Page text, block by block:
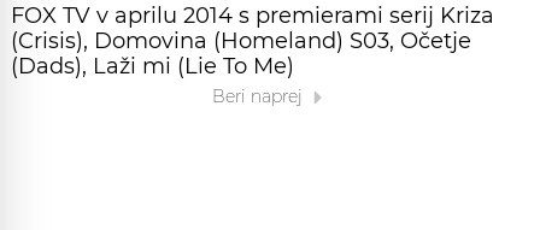
FOX TV v aprilu 2014 s premierami serij Kriza
(Crisis), Domovina (Homeland) S03, Očetje
(Dads), Laži mi (Lie To Me)
Beri naprej